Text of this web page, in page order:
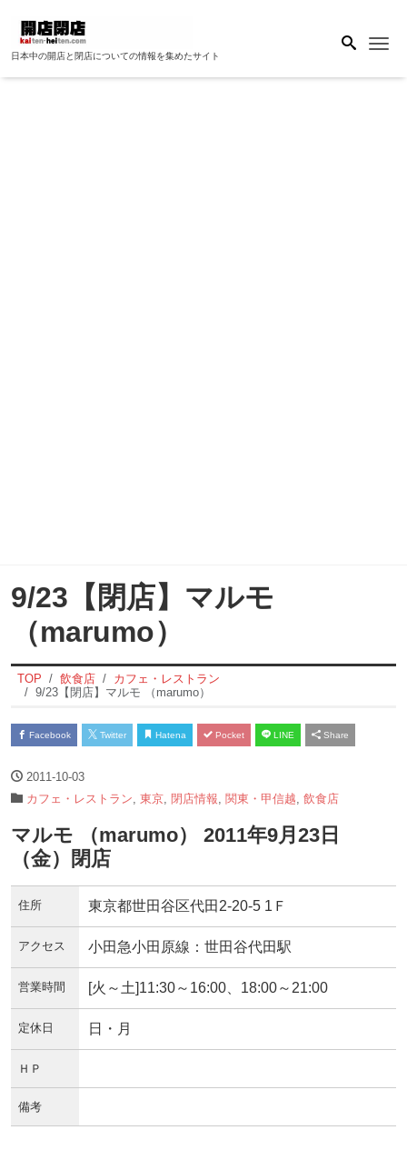
日本中の開店と閉店についての情報を集めたサイト
9/23【閉店】マルモ
（marumo）
TOP 飲食店
カフェ・レストラン
9/23【閉店】マルモ （marumo）
Facebook Twitter Hatena Pocket LINE Share
2011-10-03
カフェ・レストラン 東京 閉店情報 関東・甲信越 飲食店
マルモ （marumo） 2011年9月23日
（金）閉店
住所 東京都世田谷区代田2-20-5 1Ｆ
アクセス 小田急小田原線：世田谷代田駅
営業時間 [火～土]11:30～16:00、18:00～21:00
定休日 日・月
ＨＰ
備考